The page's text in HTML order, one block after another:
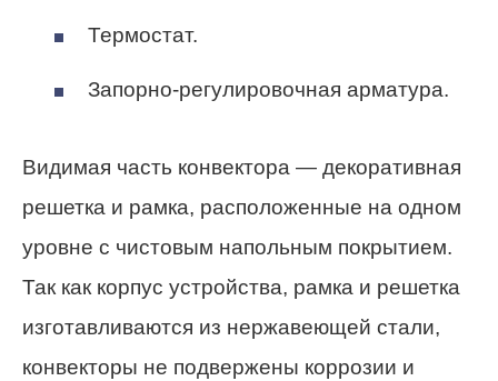
Термостат.
Запорно-регулировочная арматура.
Видимая часть конвектора — декоративная
решетка и рамка, расположенные на одном
уровне с чистовым напольным покрытием.
Так как корпус устройства, рамка и решетка
изготавливаются из нержавеющей стали,
конвекторы не подвержены коррозии и